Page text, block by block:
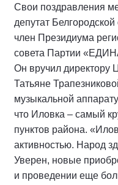
Свои поздравления
депутат
член Президиума
совета Партии
Он вручил директору
Татьяне
музыкальной
что Иловка – самый
пунктов района.
активностью. Народ
Уверен, новые
и проведении еще